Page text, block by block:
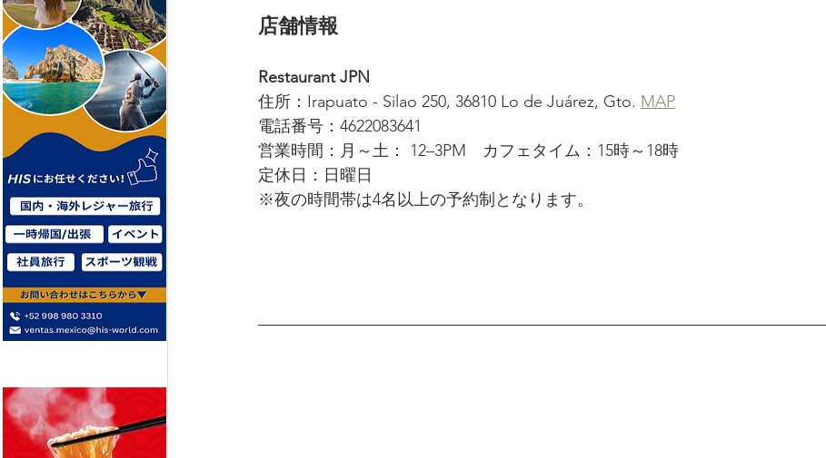
店舗情報
Restaurant JPN
住所：Irapuato - Silao 250, 36810 Lo de Juárez, Gto. MAP
電話番号：4622083641
営業時間：月～土： 12–3PM カフェタイム：15時～18時
定休日：日曜日
※夜の時間帯は4名以上の予約制となります。